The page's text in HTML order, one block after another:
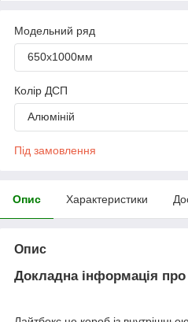
Модельний ряд
650х1000мм
Колір ДСП
Алюміній
Під замовлення
Опис Характеристики
Опис
Докладна інформація